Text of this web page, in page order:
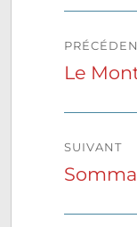
de
Le
SUIVANT